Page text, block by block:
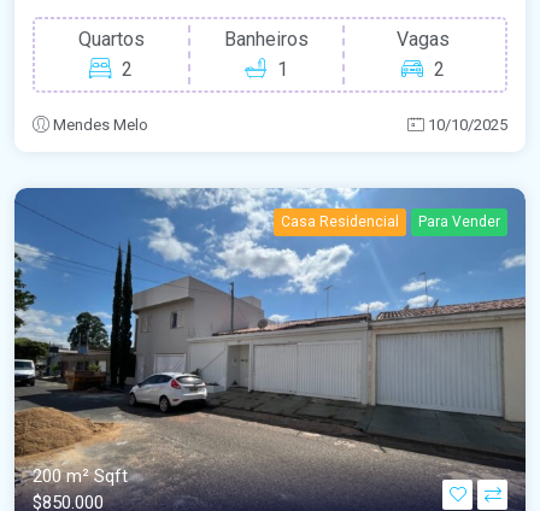
Quartos
2
Banheiros
1
Vagas
2
Mendes Melo 10/10/2025
Casa Residencial Para Vender
200 m²Sqft
$850.000